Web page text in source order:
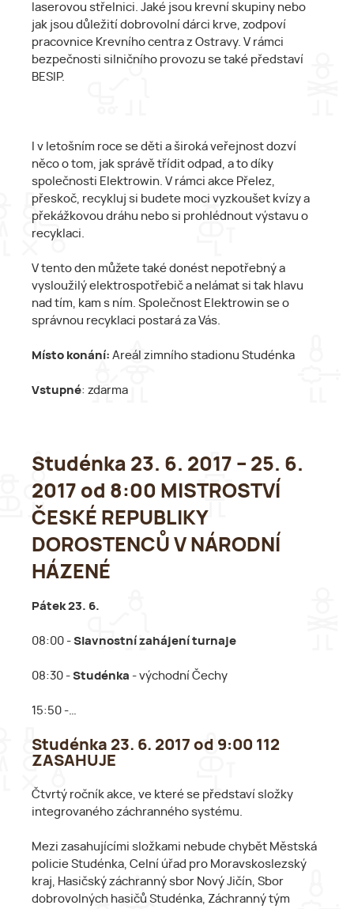
laserovou střelnici. Jaké jsou krevní skupiny nebo
jak jsou důležití dobrovolní dárci krve, zodpoví
pracovnice Krevního centra z Ostravy. V rámci
bezpečnosti silničního provozu se také představí
BESIP.
I v letošním roce se děti a široká veřejnost dozví
něco o tom, jak správě třídit odpad, a to díky
společnosti Elektrowin. V rámci akce Přelez,
přeskoč, recykluj si budete moci vyzkoušet kvízy a
překážkovou dráhu nebo si prohlédnout výstavu o
recyklaci.
V tento den můžete také donést nepotřebný a
vysloužilý elektrospotřebič a nelámat si tak hlavu
nad tím, kam s ním. Společnost Elektrowin se o
správnou recyklaci postará za Vás.
Místo konání: Areál zimního stadionu Studénka
Vstupné: zdarma
Studénka 23. 6. 2017 – 25. 6.
2017 od 8:00 MISTROSTVÍ
ČESKÉ REPUBLIKY
DOROSTENCŮ V NÁRODNÍ
HÁZENÉ
Pátek 23. 6.
08:00 - Slavnostní zahájení turnaje
08:30 - Studénka - východní Čechy
15:50 -…
Studénka 23. 6. 2017 od 9:00 112
ZASAHUJE
Čtvrtý ročník akce, ve které se představí složky
integrovaného záchranného systému.
Mezi zasahujícími složkami nebude chybět Městská
policie Studénka, Celní úřad pro Moravskoslezský
kraj, Hasičský záchranný sbor Nový Jičín, Sbor
dobrovolných hasičů Studénka, Záchranný tým